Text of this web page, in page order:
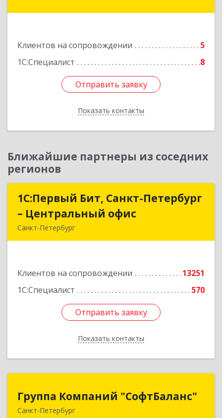
Клиентов на сопровождении
5
1С:Специалист
8
Отправить заявку
Показать контакты
Отправить заявку
Назад
Ближайшие партнеры из соседних
регионов
1С:Первый Бит, Санкт-Петербург
– Центральный офис
Санкт-Петербург
Клиентов на сопровождении
13251
1С:Специалист
570
Отправить заявку
Показать контакты
1С:Первый Бит, Санкт-Петербург
– Центральный офис
Отправить заявку
Назад
Группа Компаний "СофтБаланс"
Санкт-Петербург
Группа Компаний "СофтБаланс"
195112, Санкт-Петербург г, Заневский пр-кт,